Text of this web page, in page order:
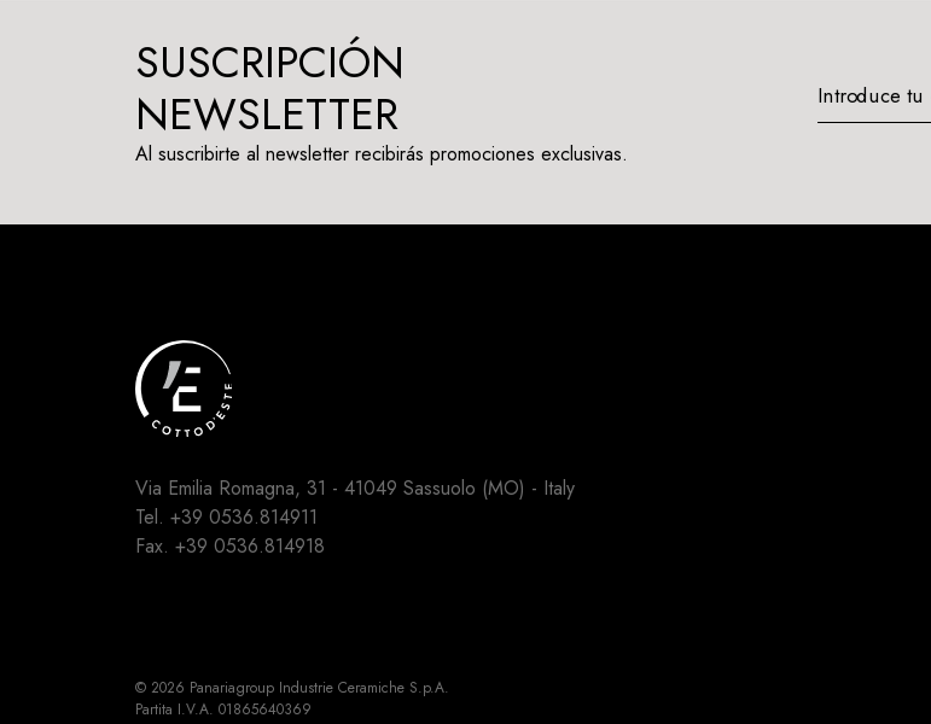
SUSCRIPCIÓN
NEWSLETTER
Al suscribirte al newsletter recibirás promociones exclusivas.
Introduce
Via Emilia Romagna, 31 - 41049 Sassuolo (MO) - Italy
Tel. +39 0536.814911
Fax. +39 0536.814918
© 2026 Panariagroup Industrie Ceramiche S.p.A.
Partita I.V.A. 01865640369